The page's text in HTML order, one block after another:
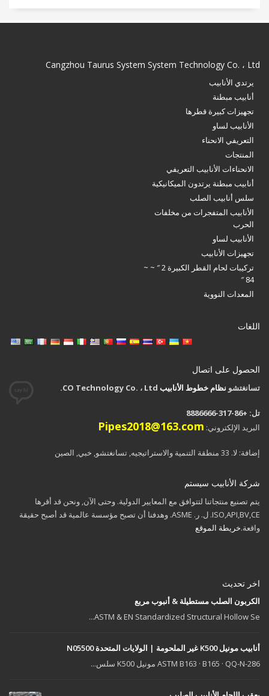
Cangzhou Taurus System System Technology Co. ، Ltd
يرتدي الأنابيب
أنابيب مبطنة
تجهيزات كبيرة قطرها
الأنابيب لساو
التعريفي الانحناء
المنتجات
الانحناءات الأنابيب التعريفي
أنابيب مبطنة يرتدون الميكانيكية
سلس أنابيب الصلب
الأنابيب المتفجرات من مخلفات
الحرب
الأنابيب لساو
تجهيزات الأنابيب
تركيبات لحام القطر الكبيرة 2 ″ ~ ~
84 ″
المعدات النووية
اللغات
الحصول على اتصال
تسانغتشو نظام خطوط الأنابيب
تل: +86-317-8886666
البريد الإلكتروني: Pipes2018@163.com
إضافة: لا. 33 منطقة التنمية والاستراتیجیه, تسانغتشو, خبي, الصين
شركة الأنابيب سيستم
يتم تصنيع منتجاتنا لتتوافق مع المعايير الدولية. وحتى الآن, ونحن قد أقرها
ISO,API,BV,CE. ل. ر. ASME. وهدفنا أن تصبح مؤسسة عالمية قد أصبح حقيقة
واقعة.خريطة الموقع
اخر تحديث
الكربون الصلب مستطيلة & أنبوب مربع
ASTM & EN Standardized Structural Hollow Se..
.
أنابيب مونيل K500 غير الملحومة | الولايات المتحدة N05500
ASTM B163 · B165 · QQ-N-286 مونيل K500 سلس...